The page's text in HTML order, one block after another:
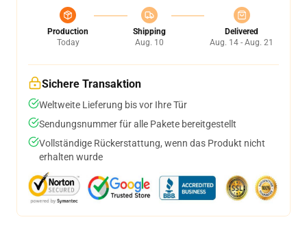
Production
Today
Shipping
Aug. 10
Delivered
Aug. 14 - Aug. 21
Sichere Transaktion
Weltweite Lieferung bis vor Ihre Tür
Sendungsnummer für alle Pakete bereitgestellt
Vollständige Rückerstattung, wenn das Produkt nicht
erhalten wurde